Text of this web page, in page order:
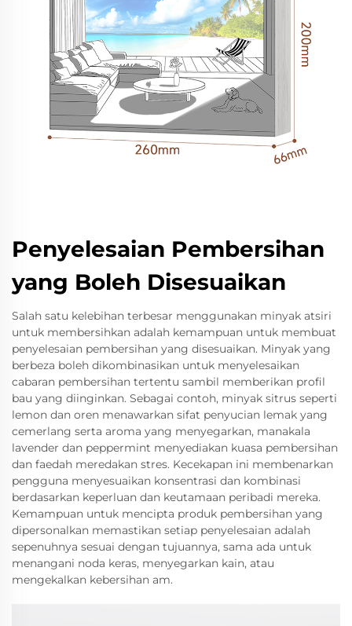
Penyelesaian Pembersihan
yang Boleh Disesuaikan
Salah satu kelebihan terbesar menggunakan minyak atsiri
untuk membersihkan adalah kemampuan untuk membuat
penyelesaian pembersihan yang disesuaikan. Minyak yang
berbeza boleh dikombinasikan untuk menyelesaikan
cabaran pembersihan tertentu sambil memberikan profil
bau yang diinginkan. Sebagai contoh, minyak sitrus seperti
lemon dan oren menawarkan sifat penyucian lemak yang
cemerlang serta aroma yang menyegarkan, manakala
lavender dan peppermint menyediakan kuasa pembersihan
dan faedah meredakan stres. Kecekapan ini membenarkan
pengguna menyesuaikan konsentrasi dan kombinasi
berdasarkan keperluan dan keutamaan peribadi mereka.
Kemampuan untuk mencipta produk pembersihan yang
dipersonalkan memastikan setiap penyelesaian adalah
sepenuhnya sesuai dengan tujuannya, sama ada untuk
menangani noda keras, menyegarkan kain, atau
mengekalkan kebersihan am.